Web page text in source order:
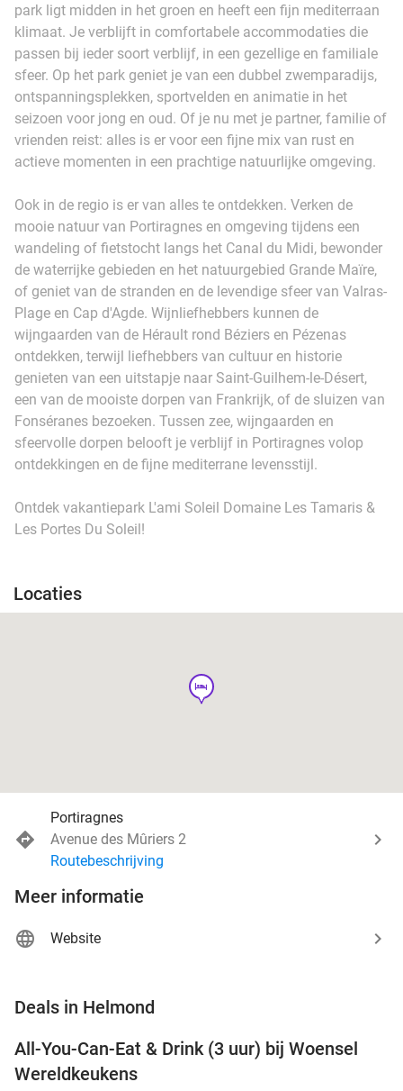
park ligt midden in het groen en heeft een fijn mediterraan
klimaat. Je verblijft in comfortabele accommodaties die
passen bij ieder soort verblijf, in een gezellige en familiale
sfeer. Op het park geniet je van een dubbel zwemparadijs,
ontspanningsplekken, sportvelden en animatie in het
seizoen voor jong en oud. Of je nu met je partner, familie of
vrienden reist: alles is er voor een fijne mix van rust en
actieve momenten in een prachtige natuurlijke omgeving.
Ook in de regio is er van alles te ontdekken. Verken de
mooie natuur van Portiragnes en omgeving tijdens een
wandeling of fietstocht langs het Canal du Midi, bewonder
de waterrijke gebieden en het natuurgebied Grande Maïre,
of geniet van de stranden en de levendige sfeer van Valras-
Plage en Cap d'Agde. Wijnliefhebbers kunnen de
wijngaarden van de Hérault rond Béziers en Pézenas
ontdekken, terwijl liefhebbers van cultuur en historie
genieten van een uitstapje naar Saint-Guilhem-le-Désert,
een van de mooiste dorpen van Frankrijk, of de sluizen van
Fonséranes bezoeken. Tussen zee, wijngaarden en
sfeervolle dorpen belooft je verblijf in Portiragnes volop
ontdekkingen en de fijne mediterrane levensstijl.
Ontdek vakantiepark L'ami Soleil Domaine Les Tamaris &
Les Portes Du Soleil!
Locaties
hotel
Portiragnes
Avenue des Mûriers 2
Routebeschrijving
Meer informatie
Website
Deals in Helmond
15%
All-You-Can-Eat & Drink (3 uur) bij Woensel
Wereldkeukens